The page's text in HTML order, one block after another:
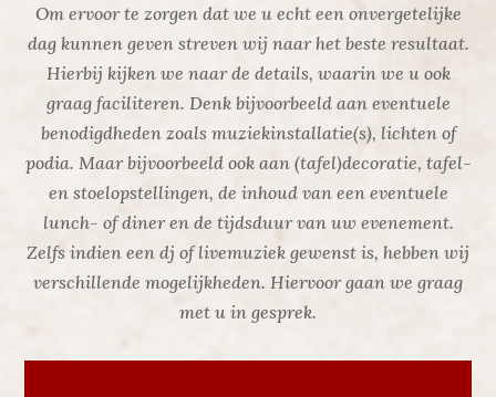
Om ervoor te zorgen dat we u echt een onvergetelijke
dag kunnen geven streven wij naar het beste resultaat.
Hierbij kijken we naar de details, waarin we u ook
graag faciliteren. Denk bijvoorbeeld aan eventuele
benodigdheden zoals muziekinstallatie(s), lichten of
podia. Maar bijvoorbeeld ook aan (tafel)decoratie, tafel-
en stoelopstellingen, de inhoud van een eventuele
lunch- of diner en de tijdsduur van uw evenement.
Zelfs indien een dj of livemuziek gewenst is, hebben wij
verschillende mogelijkheden. Hiervoor gaan we graag
met u in gesprek.